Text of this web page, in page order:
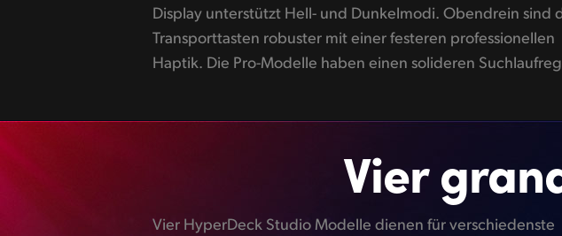
Display unterstützt Hell- und Dunkelmodi. Obendrein sind
Transporttasten robuster mit einer festeren professionellen
Haptik. Die Pro-Modelle haben einen solideren
Aufzeichnung! Die erweiterten Modelle haben vorne
Vier
Vier HyperDeck Studio Modelle dienen für verschiedenste
Monitoring und Aufzeichnung bis 1080p/60 in H.264 und